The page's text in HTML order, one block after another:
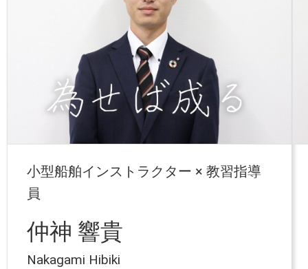
小型船舶インストラクター × 教習指導
員
仲神 響貴
Nakagami Hibiki